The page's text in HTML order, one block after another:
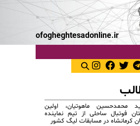
ofogheghtesadonline.ir
محمدحسین ماهوتیان، اولین
فوتبال ساحلی از تیم نماینده
کرمانشاه در مسابقات لیگ کشور